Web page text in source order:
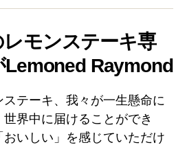
モンステーキ専
Lemoned Raymond
テーキ、我々が一生懸命に
界中に届けることができ
いしい」を感じていただけ